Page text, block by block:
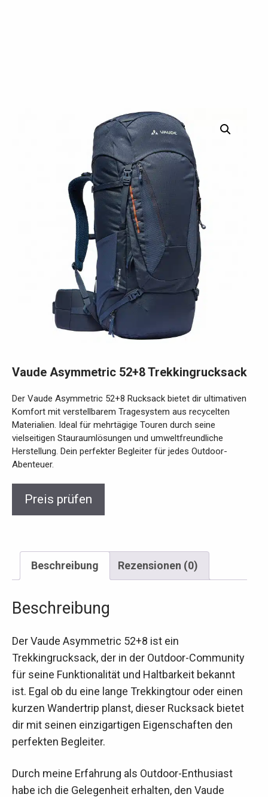
Vaude Asymmetric 52+8 Trekkingrucksack
Der Vaude Asymmetric 52+8 Rucksack bietet dir ultimativen
Komfort mit verstellbarem Tragesystem aus recycelten
Materialien. Ideal für mehrtägige Touren durch seine
vielseitigen Stauraumlösungen und umweltfreundliche
Herstellung. Dein perfekter Begleiter für jedes Outdoor-
Abenteuer.
Preis prüfen
Beschreibung Rezensionen (0)
Beschreibung
Der Vaude Asymmetric 52+8 ist ein
Trekkingrucksack, der in der Outdoor-Community
für seine Funktionalität und Haltbarkeit bekannt
ist. Egal ob du eine lange Trekkingtour oder einen
kurzen Wandertrip planst, dieser Rucksack bietet
dir mit seinen einzigartigen Eigenschaften den
perfekten Begleiter.
Durch meine Erfahrung als Outdoor-Enthusiast
habe ich die Gelegenheit erhalten, den Vaude